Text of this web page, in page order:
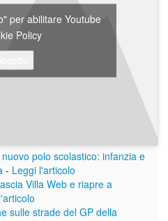
per abilitare Youtube
Policy
polo scolastico: infanzia e
- Leggi l'articolo
Villa Web e riapre a
sulle strade del GP della